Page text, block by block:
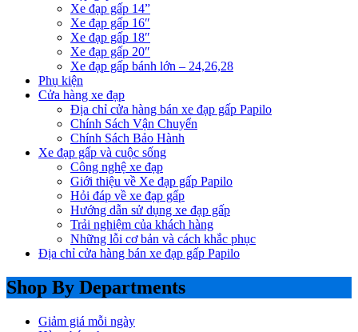
Xe đạp gấp 14”
Xe đạp gấp 16″
Xe đạp gấp 18″
Xe đạp gấp 20″
Xe đạp gấp bánh lớn – 24,26,28
Phụ kiện
Cửa hàng xe đạp
Địa chỉ cửa hàng bán xe đạp gấp Papilo
Chính Sách Vận Chuyển
Chính Sách Bảo Hành
Xe đạp gấp và cuộc sống
Công nghệ xe đạp
Giới thiệu về Xe đạp gấp Papilo
Hỏi đáp về xe đạp gấp
Hướng dẫn sử dụng xe đạp gấp
Trải nghiệm của khách hàng
Những lỗi cơ bản và cách khắc phục
Địa chỉ cửa hàng bán xe đạp gấp Papilo
Shop By Departments
Giảm giá mỗi ngày